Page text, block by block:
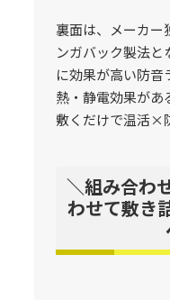
裏面は、メーカー
ンガバック製法と
に効果が高い防音
熱・静電効果があ
敷くだけで温活×
＼組み合わ
わせて敷き